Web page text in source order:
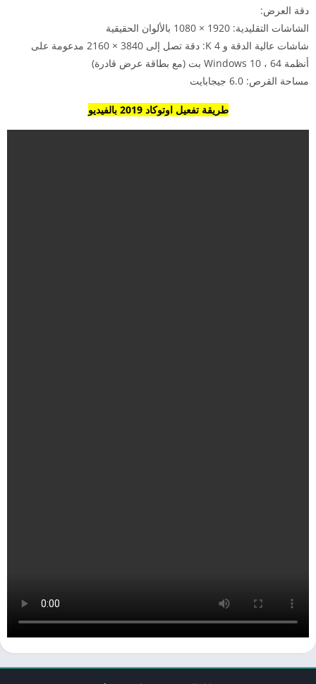
دقة العرض:
الشاشات التقليدية: 1920 × 1080 بالألوان الحقيقية
شاشات عالية الدقة و 4 K: دقة تصل إلى 3840 × 2160 مدعومة على
أنظمة Windows 10 ، 64 بت (مع بطاقة عرض قادرة)
مساحة القرص: 6.0 جيجابايت
طريقة تفعيل اوتوكاد 2019 بالفيديو